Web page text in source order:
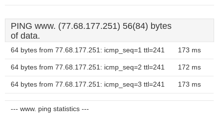
PING www. (77.68.177.251) 56(84) bytes
of data.
64 bytes from 77.68.177.251: icmp_seq=1 ttl=241 173 ms
64 bytes from 77.68.177.251: icmp_seq=2 ttl=241 172 ms
64 bytes from 77.68.177.251: icmp_seq=3 ttl=241 173 ms
--- www. ping statistics ---